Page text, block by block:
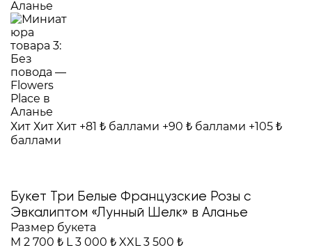
Хит Хит Хит +81 ₺ баллами +90 ₺ баллами +105 ₺
баллами
Букет Три Белые Французские Розы с
Эвкалиптом «Лунный Шелк» в Аланье
Размер букета
M 2 700 ₺ L 3 000 ₺ XXL 3 500 ₺